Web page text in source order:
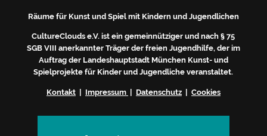
Räume für Kunst und Spiel mit Kindern und Jugendlichen
CultureClouds e.V. ist ein gemeinnütziger und nach § 75
SGB VIII anerkannter Träger der freien Jugendhilfe, der im
Auftrag der Landeshauptstadt München Kunst- und
Spielprojekte für Kinder und Jugendliche veranstaltet.
Kontakt| Impressum | Datenschutz| Cookies